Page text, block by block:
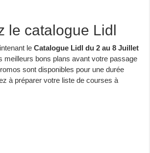
le catalogue Lidl
leCatalogue Lidl du 2 au 8 Juillet
meilleurs bons plans avant votre passage
sont disponibles pour une durée
à préparer votre liste de courses à